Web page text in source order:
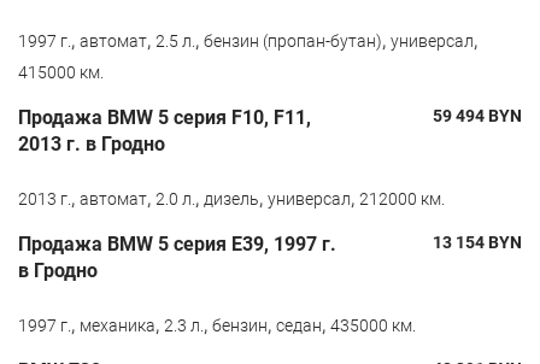
1997 г., автомат, 2.5 л., бензин (пропан-бутан), универсал,
415000 км.
Продажа BMW 5 серия F10, F11,
2013 г. в Гродно
59 494BYN
2013 г., автомат, 2.0 л., дизель, универсал, 212000 км.
Продажа BMW 5 серия E39, 1997 г.
в Гродно
13 154BYN
1997 г., механика, 2.3 л., бензин, седан, 435000 км.